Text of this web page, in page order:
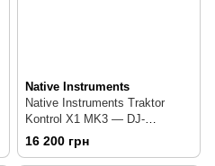
Native Instruments
Native Instruments Traktor
Kontrol X1 MK3 — DJ-
контроллер
16 200 грн